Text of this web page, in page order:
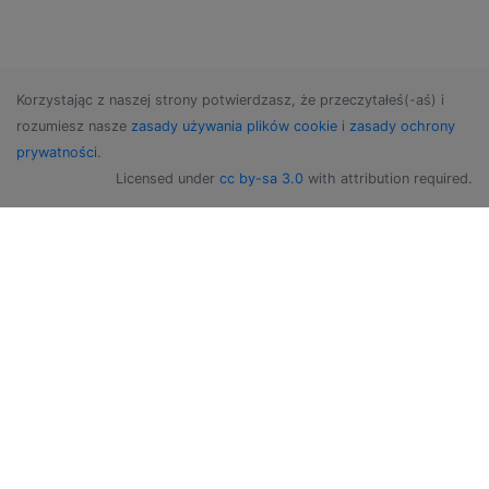
Korzystając z naszej strony potwierdzasz, że przeczytałeś(-aś) i
rozumiesz nasze zasady używania plików cookie i zasady ochrony
prywatności.
Licensed under cc by-sa 3.0 with attribution required.